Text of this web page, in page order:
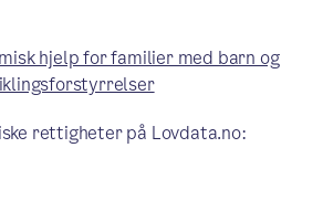
hjelp for familier med barn og
rettigheter på Lovdata.no: